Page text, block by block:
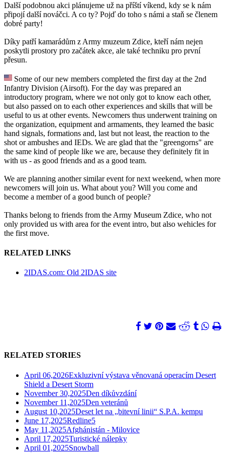
Další podobnou akci plánujeme už na příští víkend, kdy se k nám
připojí další nováčci. A co ty? Pojď do toho s námi a staň se členem
dobré party!
Díky patří kamarádům z Army muzeum Zdice, kteří nám nejen
poskytli prostory pro začátek akce, ale také techniku pro první
přesun.
Some of our new members completed the first day at the 2nd
Infantry Division (Airsoft). For the day was prepared an
introductory program, where we not only got to know each other,
but also passed on to each other experiences and skills that will be
useful to us at other events. Newcomers thus underwent training on
the organization, equipment and armaments, they learned the basic
hand signals, formations and, last but not least, the reaction to the
shot or ambushes and IEDs. We are glad that the "greengorns" are
the same kind of people like we are, because they definitely fit in
with us - as good friends and as a good team.
We are planning another similar event for next weekend, when more
newcomers will join us. What about you? Will you come and
become a member of a good bunch of people?
Thanks belong to friends from the Army Museum Zdice, who not
only provided us with area for the event intro, but also wehicles for
the first move.
RELATED LINKS
2IDAS.com: Old 2IDAS site
RELATED STORIES
April 06,2026Exkluzivní výstava věnovaná operacím Desert
Shield a Desert Storm
November 30,2025Den díkůvzdání
November 11,2025Den veteránů
August 10,2025Deset let na „bitevní linii“ S.P.A. kempu
June 17,2025Redline5
May 11,2025Afghánistán - Milovice
April 17,2025Turistické nálepky
April 01,2025Snowball